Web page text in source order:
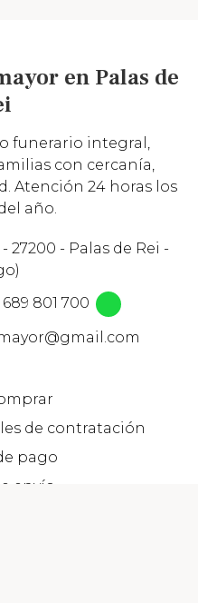
en Palas de
funerario integral,
con cercanía,
Atención 24 horas los
año.
27200 - Palas de Rei -
689 801 700
de contratación
pago
envío